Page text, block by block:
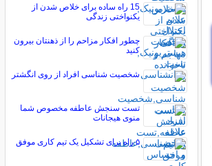
15 راه ساده برای خلاص شدن از
یکنواختی زندگی
چطور افکار مزاحم را از ذهنتان بیرون
کنید
شخصیت شناسی افراد از روی انگشتر
تست سنجش عاطفه مخصوص شما
منوی هیجانات
۵ راه برای تشکیل یک تیم کاری موفق